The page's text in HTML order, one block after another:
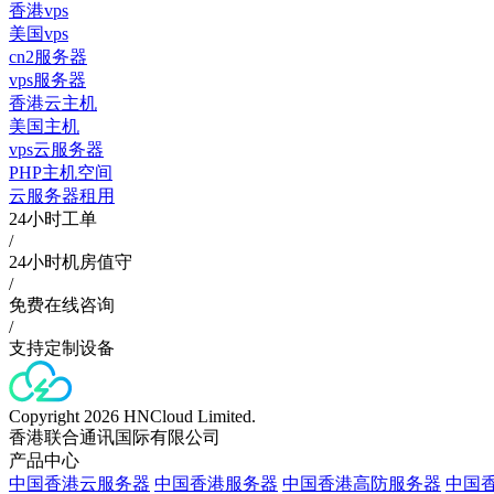
香港vps
美国vps
cn2服务器
vps服务器
香港云主机
美国主机
vps云服务器
PHP主机空间
云服务器租用
24小时工单
/
24小时机房值守
/
免费在线咨询
/
支持定制设备
Copyright 2026 HNCloud Limited.
香港联合通讯国际有限公司
产品中心
中国香港云服务器 中国香港服务器 中国香港高防服务器 中国